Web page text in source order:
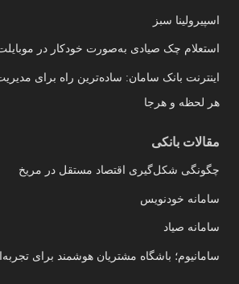
اسپیرولینا سبز
استعلام چک صیادی به‌صورت خودکار در
اینترنت بانک سامان: ساده‌ترین راه برای
هر لحظه و هرجا
مقالات بانکی
چگونگی شکل‌گیری اقتصاد مستقل در مریخ
سامانه خودنویس
سامانه صیاد
سامانیوم؛ باشگاه مشتریان هوشمند برای